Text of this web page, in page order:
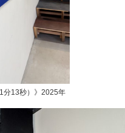
分13秒）》2025年